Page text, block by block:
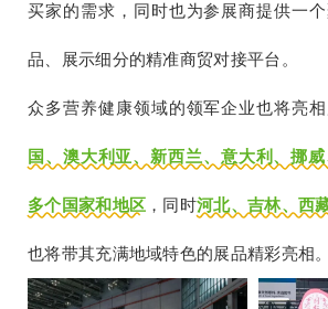
买家的需求，同时也为参展商提供一
品、展示细分的精准商贸对接平台。
众多营养健康领域的领军企业也将亮
国、澳大利亚、新西兰、意大利、挪
多个国家和地区 ，同时河北、吉林、西
也将带其充满地域特色的展品精彩亮相。